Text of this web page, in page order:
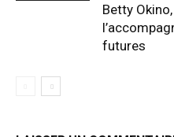
Betty
futures